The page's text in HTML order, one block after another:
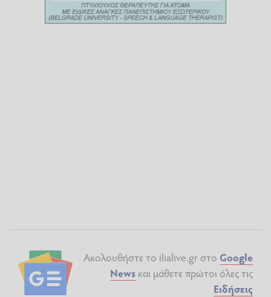
Ακολουθήστε το ilialive.gr στο Google
News και μάθετε πρώτοι όλες τις
Ειδήσεις